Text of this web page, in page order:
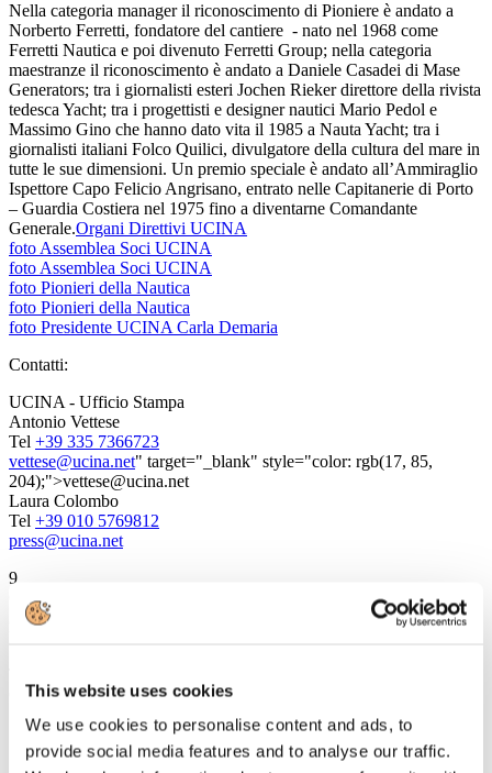
This website uses cookies
We use cookies to personalise content and ads, to
provide social media features and to analyse our traffic.
Nella categoria manager il riconoscimento di Pioniere è andato a
Norberto Ferretti, fondatore del cantiere - nato nel 1968 come
Ferretti Nautica e poi divenuto Ferretti Group; nella categoria
maestranze il riconoscimento è andato a Daniele Casadei di Mase
Generators; tra i giornalisti esteri Jochen Rieker direttore della rivista
tedesca Yacht; tra i progettisti e designer nautici Mario Pedol e
Massimo Gino che hanno dato vita il 1985 a Nauta Yacht; tra i
giornalisti italiani Folco Quilici, divulgatore della cultura del mare in
tutte le sue dimensioni. Un premio speciale è andato all’Ammiraglio
Ispettore Capo Felicio Angrisano, entrato nelle Capitanerie di Porto
– Guardia Costiera nel 1975 fino a diventarne Comandante
Generale.Organi Direttivi UCINA
foto Assemblea Soci UCINA
foto Assemblea Soci UCINA
foto Pionieri della Nautica
foto Pionieri della Nautica
foto Presidente UCINA Carla Demaria
Contatti:
UCINA - Ufficio Stampa
Antonio Vettese
Tel +39 335 7366723
vettese@ucina.net" target="_blank" style="color: rgb(17, 85,
204);">vettese@ucina.net
Laura Colombo
Tel +39 010 5769812
press@ucina.net
9
Giugno
2015
CONTRATTO
interessa circa 6700 agenzie e 16 milioni di clienti
l’accordo amplia la gamma dei servizi acquistabili dai